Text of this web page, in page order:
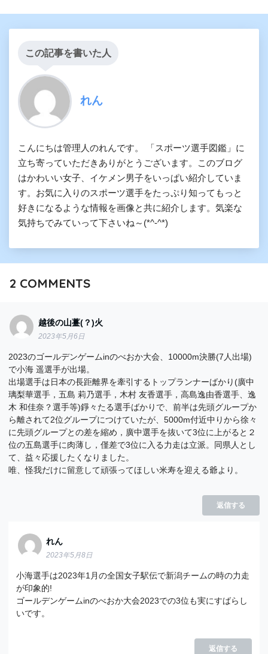
この記事を書いた人
れん
こんにちは管理人のれんです。 「スポーツ選手図鑑」に
立ち寄っていただきありがとうございます。このブログ
はかわいい女子、イケメン男子をいっぱい紹介していま
す。お気に入りのスポーツ選手をたっぷり知ってもっと
好きになるような情報を画像と共に紹介します。気楽な
気持ちでみていって下さいね～(*^-^*)
2 COMMENTS
越後の山薹(？)火
2023年5月6日
2023のゴールデンゲームinのべおか大会、10000m決勝(7人出場)
で小海 遥選手が出場。
出場選手は日本の長距離界を牽引するトップランナーばかり(廣中
璃梨華選手，五島 莉乃選手，木村 友香選手，高島逸由香選手、逸
木 和佳奈？選手等)錚々たる選手ばかりで、前半は先頭グループか
ら離されて2位グループにつけていたが、5000m付近中りから徐々
に先頭グループとの差を縮め，廣中選手を抜いて3位に上がると２
位の五島選手に肉薄し，僅差で3位に入る力走は立派。同県人とし
て、益々応援したくなりました。
唯、怪我だけに留意して頑張ってほしい米寿を迎える爺より。
返信する
れん
2023年5月8日
小海選手は2023年1月の全国女子駅伝で新潟チームの時の力走
が印象的!
ゴールデンゲームinのべおか大会2023での3位も実にすばらし
いです。
返信する